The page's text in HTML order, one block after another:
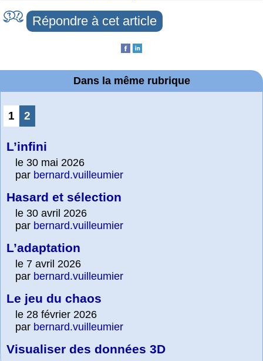
Répondre à cet article
Dans la même rubrique
1 2
L’infini
le 30 mai 2026
par bernard.vuilleumier
Hasard et sélection
le 30 avril 2026
par bernard.vuilleumier
L’adaptation
le 7 avril 2026
par bernard.vuilleumier
Le jeu du chaos
le 28 février 2026
par bernard.vuilleumier
Visualiser des données 3D